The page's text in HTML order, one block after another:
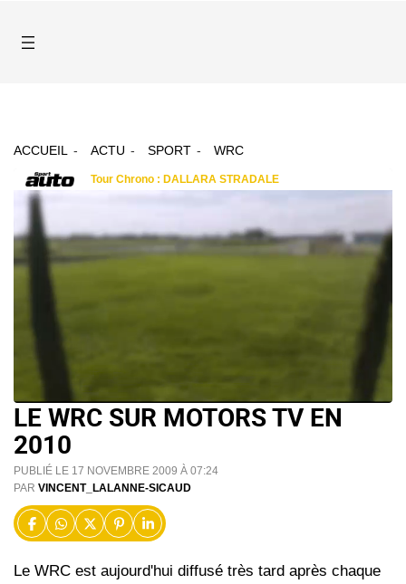
ACCUEIL ACTU SPORT WRC
LE WRC SUR MOTORS TV EN
2010
PUBLIÉ LE 17 NOVEMBRE 2009 À 07:24
PAR VINCENT_LALANNE-SICAUD
Le WRC est aujourd'hui diffusé très tard après chaque